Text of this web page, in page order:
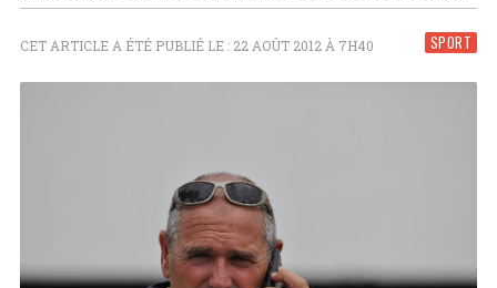
SPORT
CET ARTICLE A ÉTÉ PUBLIÉ LE : 22 AOÛT 2012 À 7H40